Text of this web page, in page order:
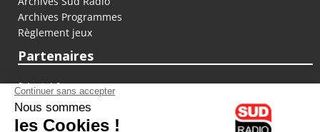
Archives Programmes
Règlement jeux
Partenaires
fiducial.fr
lyoncapitale.fr
olympique-et-lyonnais.com